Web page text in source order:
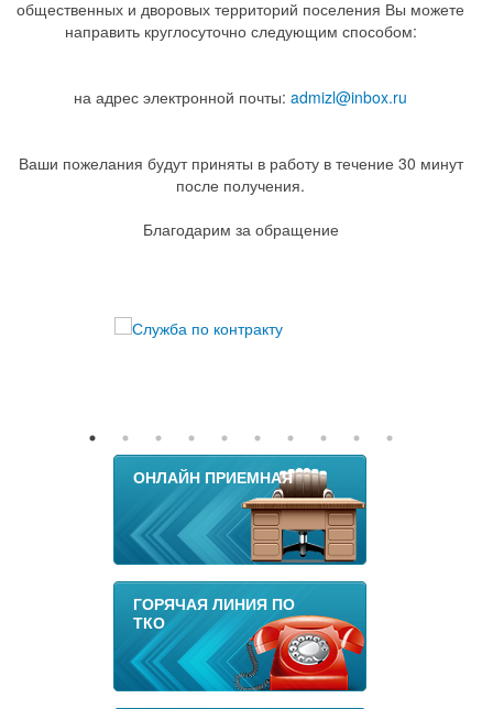
общественных и дворовых территорий поселения Вы можете
направить круглосуточно следующим способом:
на адрес электронной почты: admizl@inbox.ru
Ваши пожелания будут приняты в работу в течение 30 минут
после получения.
Благодарим за обращение
ОНЛАЙН ПРИЕМНАЯ
ГОРЯЧАЯ ЛИНИЯ ПО
ТКО